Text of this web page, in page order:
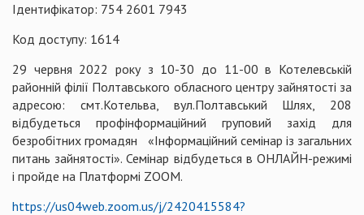
Ідентифікатор: 754 2601 7943
Код доступу: 1614
29 червня 2022 року з 10-30 до 11-00 в Котелевській
районній філії Полтавського обласного центру зайнятості за
адресою: смт.Котельва, вул.Полтавський Шлях, 208
відбудеться профінформаційний груповий захід для
безробітних громадян «Інформаційний семінар із загальних
питань зайнятості». Семінар відбудеться в ОНЛАЙН-режимі
і пройде на Платформі ZOOM.
https://us04web.zoom.us/j/2420415584?